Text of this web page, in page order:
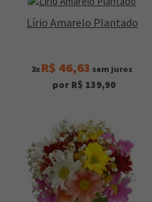
Lírio Amarelo Plantado
3x R$ 46,63 sem juros
por R$ 139,90